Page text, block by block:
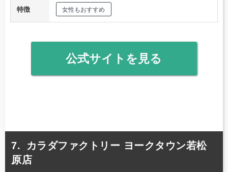
特徴 女性もおすすめ
公式サイトを見る
カラダファクトリー ヨークタウン若松
原店